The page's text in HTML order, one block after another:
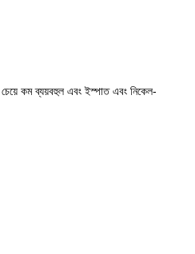
চেয়ে কম ব্যয়বহুল এবং ইস্পাত এবং নিকেল-